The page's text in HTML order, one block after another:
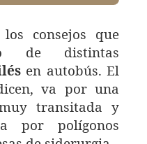
consejos que
de distintas
en autobús. El
va por una
transitada y
por polígonos